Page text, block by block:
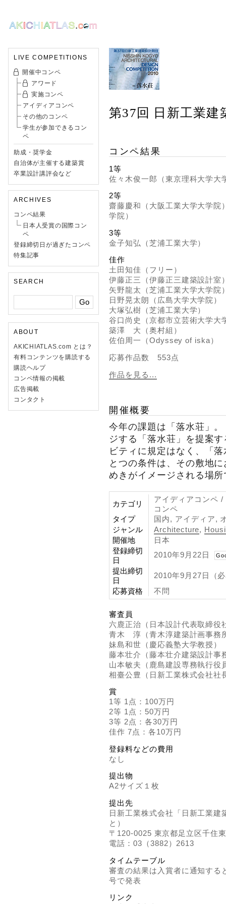
LIVE COMPETITIONS
開催中コンペ
アワード
実施コンペ
アイディアコンペ
その他のコンペ
学生が参加できるコン
ペ
助成・奨学金
自治体が主催する建築賞
卒業設計講評会など
ARCHIVES
コンペ結果
日本人受賞の国際コン
ペ
登録締切日が過ぎたコンペ
特集記事
SEARCH
ABOUT
AKICHIATLAS.com とは？
有料コンテンツを購読する
購読ヘルプ
コンペ情報の掲載
広告掲載
コンタクト
第37回 日新工業建
コンペ結果
1等
佐々木俊一郎（東京理科大学大
2等
齋藤慶和（大阪工業大学大学院
学院）
3等
金子知弘（芝浦工業大学）
佳作
土田知佳（フリー）
伊藤正三（伊藤正三建築設計室
矢野龍太（芝浦工業大学大学院
日野晃太朗（広島大学大学院）
大塚弘樹（芝浦工業大学）
谷口尚史（京都市立芸術大学大
築澤 大（奥村組）
佐伯周一（Odyssey of iska）
応募作品数 553点
作品を見る...
開催概要
今年の課題は「落水荘」
ジする「落水荘」を提案
ビティに規定はなく、「
とつの条件は、その敷地
めきがイメージされる場
カテゴリ
アイディアコンペ
コンペ
タイプ
国内, アイディア,
ジャンル
Architecture,
開催地
日本
登録締切
日
2010年9月22日
提出締切
日
2010年9月27日（
応募資格
不問
審査員
六鹿正治（日本設計代表取締役
青木 淳（青木淳建築計画事務
妹島和世（慶応義塾大学教授）
藤本壮介（藤本壮介建築設計事
山本敏夫（鹿島建設専務執行役
相臺公豊（日新工業株式会社社
賞
1等 1点：100万円
2等 1点：50万円
3等 2点：各30万円
佳作 7点：各10万円
登録料などの費用
なし
提出物
A2サイズ１枚
提出先
日新工業株式会社「日新工業
と）
〒120-0025 東京都足立区千住
電話：03（3882）2613
タイムテーブル
審査の結果は入賞者に通知する
号で発表
リンク